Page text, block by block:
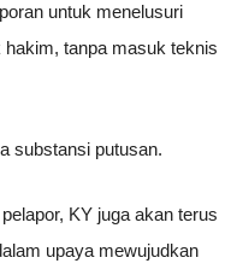
untuk menelusuri
hakim, tanpa masuk teknis
substansi putusan.
KY juga akan terus
upaya mewujudkan